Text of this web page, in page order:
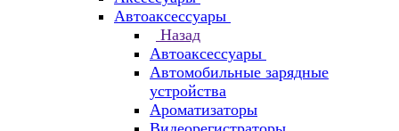
Автоаксессуары
Назад
Автоаксессуары
Автомобильные зарядные
устройства
Ароматизаторы